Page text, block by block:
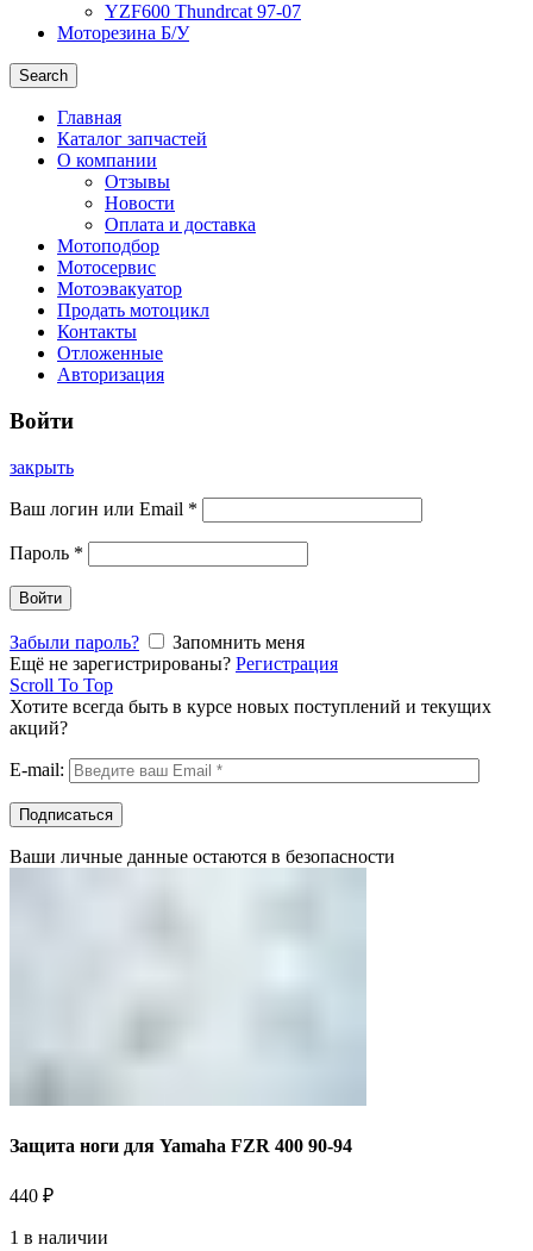
YZF600 Thundrcat 97-07
Моторезина Б/У
Search
Главная
Каталог запчастей
О компании
Отзывы
Новости
Оплата и доставка
Мотоподбор
Мотосервис
Мотоэвакуатор
Продать мотоцикл
Контакты
Отложенные
Авторизация
Войти
закрыть
Ваш логин или Email *
Пароль *
Войти
Забыли пароль?
Запомнить меня
Ещё не зарегистрированы? Регистрация
Scroll To Top
Хотите всегда быть в курсе новых поступлений и текущих
акций?
E-mail:
Ваши личные данные остаются в безопасности
Защита ноги для Yamaha FZR 400 90-94
440 ₽
1 в наличии